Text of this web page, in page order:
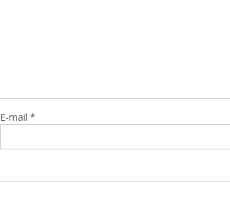
E-mail*